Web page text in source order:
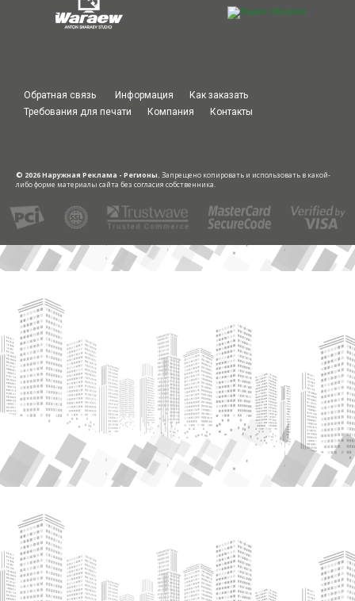
Обратная связь Информация
Как заказать
Требования для печати
Компания Контакты
© 2026 Наружная Реклама - Регионы. Запрещено копировать и использовать в какой-
либо форме материалы сайта без согласия собственника.